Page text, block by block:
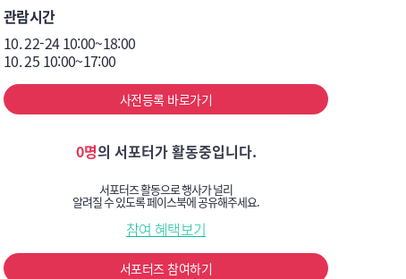
관람시간
10. 22-24 10:00~18:00
10. 25 10:00~17:00
사전등록 바로가기
0명의 서포터가 활동중입니다.
서포터즈 활동으로 행사가 널리
알려질 수 있도록 페이스북에 공유해주세요.
참여 혜택보기
서포터즈 참여하기